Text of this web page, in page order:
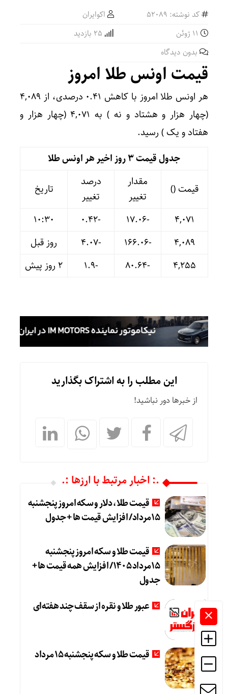
کد نوشته: 52089
اکوایران
بدون دیدگاه
قیمت اونس طلا امروز
هر اونس طلا امروز با کاهش ۰.۴۱ درصدی، از ۴,۰۸۹
(چهار هزار و هشتاد و نه ) به ۴,۰۷۱ (چهار هزار و
هفتاد و یک ) رسید.
جدول قیمت 3 روز اخیر هر اونس طلا
قیمت ()
مقدار
تغییر
درصد
تغییر
تاریخ
۴,۰۷۱
-۱۷.۰۶ -۰.۴۲
10:30
۴,۰۸۹
-۱۶۶.۰۶ -۴.۰۷
روز قبل
۴,۲۵۵
-۸۰.۶۴ -۱.۹ ۲ روز پیش
این مطلب را به اشتراک بگذارید
از خبرها دور نباشید!
.: اخبار مرتبط با ارزها :.
قیمت طلا، دلار و سکه امروز پنجشنبه
15مرداد/ افزایش قیمت ها + جدول
قیمت طلا و سکه امروز پنجشنبه
15مرداد 1405/ افزایش همه قیمت ها +
جدول
عبور طلا و نقره از سقف چند هفته‌ای
قیمت طلا و سکه پنجشنبه 15 مرداد